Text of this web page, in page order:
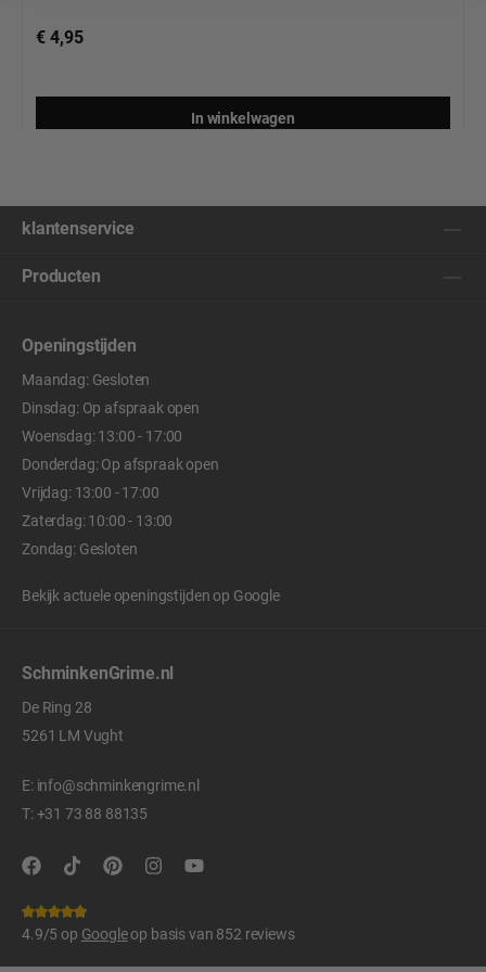
€ 4,95
In winkelwagen
klantenservice
Producten
Openingstijden
Maandag: Gesloten
Dinsdag: Op afspraak open
Woensdag: 13:00 - 17:00
Donderdag: Op afspraak open
Vrijdag: 13:00 - 17:00
Zaterdag: 10:00 - 13:00
Zondag: Gesloten
Bekijk actuele openingstijden op Google
SchminkenGrime.nl
De Ring 28
5261 LM Vught
E: info@schminkengrime.nl
T:+31 73 88 88135
4.9/5 op Googleop basis van 852 reviews